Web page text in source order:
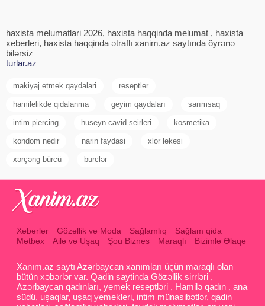
haxista melumatlari 2026, haxista haqqinda melumat , haxista
xeberleri, haxista haqqinda ətraflı xanim.az saytında öyrənə
bilərsiz
turlar.az
makiyaj etmek qaydalari reseptler
hamilelikde qidalanma geyim qaydaları sarımsaq
intim piercing huseyn cavid seirleri kosmetika
kondom nedir narin faydasi xlor lekesi
xərçəng bürcü burclər
Xəbərlər Gözəllik və Moda Sağlamlıq
Sağlam qida
Mətbəx
Ailə və Uşaq Şou Biznes Maraqlı Bizimlə Əlaqə
Xanım.az saytı Azərbaycan xanımları üçün maraqlı olan
bütün xəbərlər var. Qadin saytinda Gözəllik sirrləri ,
Azərbaycan qadınları, yemek reseptləri , Hamilə qadın , ana
südü, uşaqlar, uşaq yemekleri, intim münasibətlər, qadin